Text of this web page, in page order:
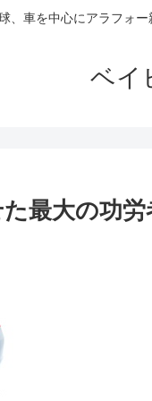
、車を中心にアラフォ
ベイ
最大の功